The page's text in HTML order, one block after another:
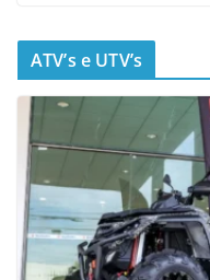
ATV’s e UTV’s